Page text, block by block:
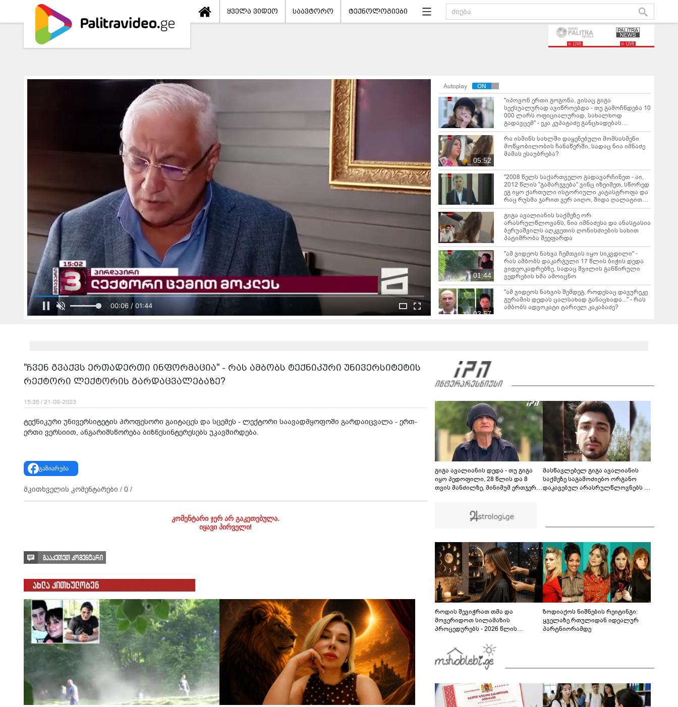
ყველა ვიდეო საავტორო ტექნოლოგიები
LIVE LIVE
00:08 / 01:44
Autoplay
"იპოვონ ერთი გოგონა, ვისაც გიგა
სექსუალურად ავიწროებდა - თუ გამოჩნდება 10
000 ლარს ოფიციალურად, სახალხოდ
გადავცემ" - ეკა კუპატაძე განცხადებას
ავრცელებს
05:52
რა ისმინს სახლში დაყენებული მომსასმენი
მოწყობილობის ჩანაწერში, სადაც ნია იმნაძე
მამას ესაუბრება?
"2008 წელს საქართველო გადავარჩინეთ - აი,
2012 წლის "გამარჯვება" ვინც იზეიმეთ, სწორედ
ეგ იყო ქართული ისტორიული კატასტროფა და
რაც რუსმა ჯარით ვერ აიღო, შიდა ღალატით
გაინაღდა" - რას წერს მიხეილ სააკაშვილი
გიგა ავალიანის საქმეზე ორ
არასრულწლოვანს, ნია იმნაძესა და ანასტასია
ბერუაშვილს აღკვეთის ღონისძიების სახით
პატიმრობა შეეფარდა
01:44
"ამ ვიდეოს ნახვა ჩემთვის იყო სიკვდილი" -
რას ამბობს დაკარგული 17 წლის ბიჭის დედა
ვიდეოკადრებზე, სადაც შვილის განწირული
ვედრების ხმა ამოიცნო
03:57
"ამ ვიდეოს ნახვის შემდეგ, როდესაც დავურეკე
გურამის დედას ცალსახად განაცხადა..." - რას
ამბობს ადვოკატი ტარიელ კაკაბაძე?
პერიოდში, ხოლო მეორე და მესამე ეტაპებზე...
00:45
გიგა ავალიანის საქმეზე დაკავებული
ანასტასია ბერუაშვილის დედა მიმართვას
ავრცელებს - "რაც ეს ამბავი ჩემს ოჯახს, ჩემს
ანასტასიას გადახდა თავს, მის მერე მე მე არ
ვარ"
00:45
დაიწყო გამოძიება გიორგი ბარამიძის მიერ
ტყვეთა გაცვლის პროცესის შესახებ გაკეთებულ
განცხადებასთან დაკავშირებით -
პროკურატურის განცხადება
"ჩვენ გვაქვს ერთადერთი ინფორმაცია" - რას ამბობს ტექნიკური უნივერსიტეტის
რექტორი ლექტორის გარდაცვალებაზე?
15:35 / 21-09-2023
ტექნიკური უნივერსიტეტის პროფესორი გაიტაცეს და სცემეს - ლექტორი საავადმყოფოში გარდაიცვალა - ერთ-
ერთი ვერსიით, ანგარიშსწორება ბიზნესინტერესებს უკავშირდება.
გაზიარება
მკითხველის კომენტარები / 0 /
კომენტარი ჯერ არ გაკეთებულა.
იყავი პირველი!
გააკეთეთ კომენტარი
ახლა კითხულობენ
გიგა ავალიანის დედა - თუ გიგა
იყო პედოფილი, 28 წლის და 8
თვის მანძილზე, მინიმუმ ერთჯერ
მოსწავლეებს! - იპოვონ ერთი
გოგონა, ვისაც გიგა სექსუალურად
მასწავლებელ გიგა ავალიანის
საქმეზე საგამოძიებო ორგანო
დაკავებულ არასრულწლოვნებს -
როდის შევიჭრათ თმა და
მოვერიდოთ სილამაზის
პროცედურებს - 2026 წლის
გზამკვლევი
ზოდიაქოს ნიშნების რეიტინგი:
ყველაზე რთულიდან იდეალურ
პარტნიორამდე